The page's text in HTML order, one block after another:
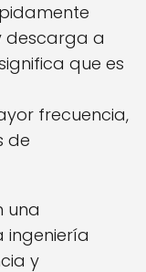
descarga a
que es
frecuencia,
de
una
y